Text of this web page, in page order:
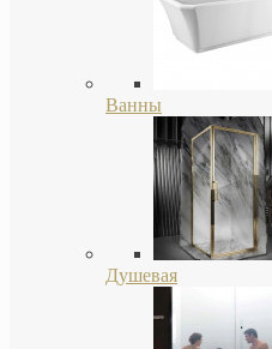
Ванны
Душевая